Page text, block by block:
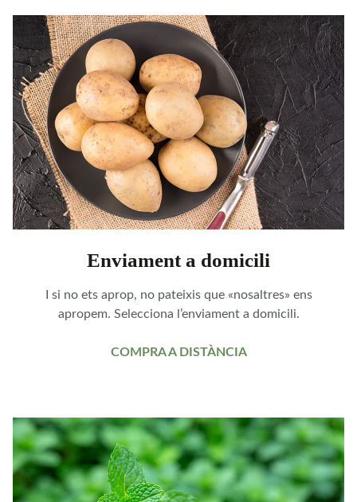
Enviament a domicili
I si no ets aprop, no pateixis que «nosaltres» ens
apropem. Selecciona l’enviament a domicili.
COMPRA A DISTÀNCIA